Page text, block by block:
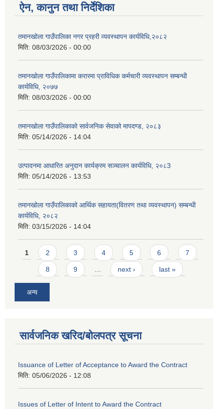
ऐन, कानुन तथा निर्देशिका
तमानखोला गाउँपालिका नगर प्रहरी व्यवस्थापन कार्यविधि,२०८२
मिति: 08/03/2026 - 00:00
तमानखोला गाउँपालिकामा करारमा प्राविधिक कर्मचारी व्यवस्थापन सम्बन्धी
कार्यविधि, २०७७
मिति: 08/03/2026 - 00:00
तमानखोला गाउँपालिकाको सार्वजनिक सेवाको मापदण्ड, २०८३
मिति: 05/14/2026 - 14:04
उत्पादनमा आधारित अनुदान कार्यक्रम सञ्चालन कार्यविधि, २०८3
मिति: 05/14/2026 - 13:53
तमानखोला गाउँपालिकाको आर्थिक सहायता(वितरण तथा व्यवस्थापन) सम्बन्धी
कार्यविधि, २०८२
मिति: 03/15/2026 - 14:04
Pages
1 2 3 4 5 6 7
8 9 … next › last »
अन्य
सार्वजनिक खरिद/बोलपत्र सूचना
Issuance of Letter of Acceptance to Award the Contract
मिति: 05/06/2026 - 12:08
Issues of Letter of Intent to Award the Contract